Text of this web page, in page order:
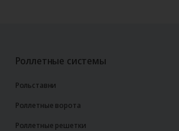
Роллетные системы
Рольставни
Роллетные ворота
Роллетные решетки